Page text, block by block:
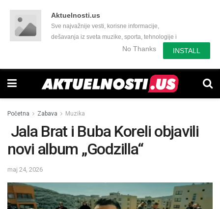
Aktuelnosti.us
Sve najvažnije vesti, korisne informacije,
dešavanja iz sveta muzike, sporta, tehnologije i
još mnogo toga zanimljivog.No Thanks INSTALL
Početna Zabava Muzika
Jala Brat i Buba Koreli objavili
novi album „Godzilla“
maj 24, 2026